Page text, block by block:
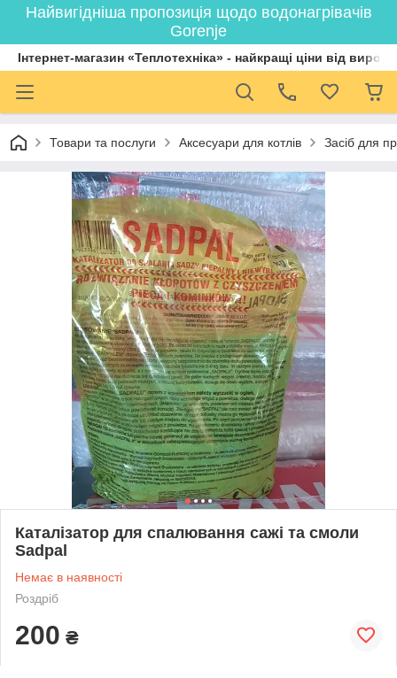
Найвигідніша пропозиція щодо водонагрівачів
Gorenje
Інтернет-магазин «Теплотехніка» - найкращі ціни від
Товари та послуги Аксесуари для котлів Засіб для
Каталізатор для спалювання сажі та смоли
Sadpal
Немає в наявності
Роздріб
200 ₴